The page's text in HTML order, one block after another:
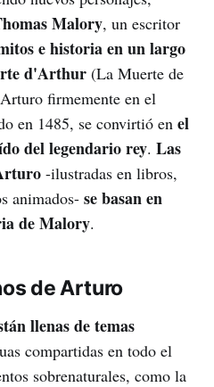
Malory, un escritor
e historia en un largo
d'Arthur (La Muerte de
firmemente en el
en 1485, se convirtió en el
del legendario rey. Las
-ilustradas en libros,
animados- se basan en
de Malory.
de Arturo
llenas de temas
compartidas en todo el
sobrenaturales, como la